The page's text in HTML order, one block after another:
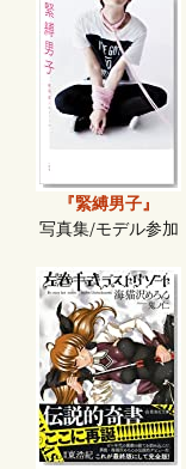
『緊縛男子』
写真集/モデル参加